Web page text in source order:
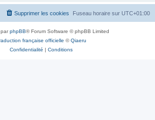
Fuseau horaire sur UTC+01:00
Supprimer les cookies
parphpBB® Forum Software © phpBB Limited
française officielle ©Qiaeru
Confidentialité | Conditions